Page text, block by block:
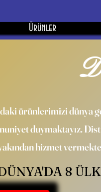
Ürünler
ürünlerimizi dünya
duymaktayız.
hizmet
8